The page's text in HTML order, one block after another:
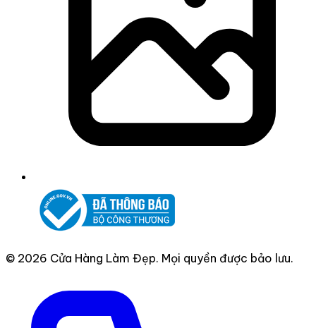
© 2026 Cửa Hàng Làm Đẹp. Mọi quyền được bảo lưu.